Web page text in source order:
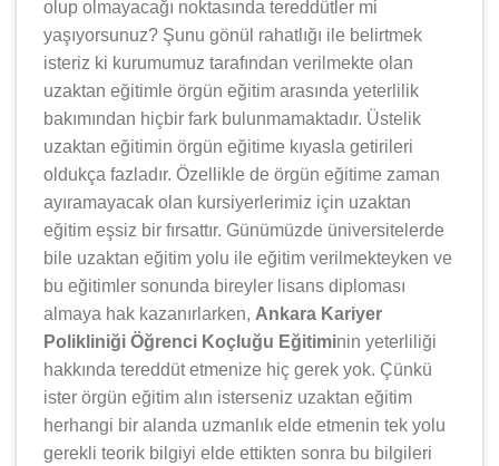
olup olmayacağı noktasında tereddütler mi
yaşıyorsunuz? Şunu gönül rahatlığı ile belirtmek
isteriz ki kurumumuz tarafından verilmekte olan
uzaktan eğitimle örgün eğitim arasında yeterlilik
bakımından hiçbir fark bulunmamaktadır. Üstelik
uzaktan eğitimin örgün eğitime kıyasla getirileri
oldukça fazladır. Özellikle de örgün eğitime zaman
ayıramayacak olan kursiyerlerimiz için uzaktan
eğitim eşsiz bir fırsattır. Günümüzde üniversitelerde
bile uzaktan eğitim yolu ile eğitim verilmekteyken ve
bu eğitimler sonunda bireyler lisans diploması
almaya hak kazanırlarken, Ankara Kariyer
Polikliniği Öğrenci Koçluğu Eğitiminin yeterliliği
hakkında tereddüt etmenize hiç gerek yok. Çünkü
ister örgün eğitim alın isterseniz uzaktan eğitim
herhangi bir alanda uzmanlık elde etmenin tek yolu
gerekli teorik bilgiyi elde ettikten sonra bu bilgileri